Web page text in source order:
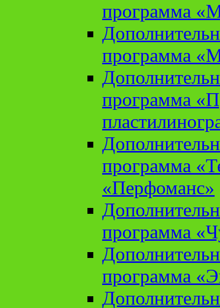
программа
программа
программа
программа
«Перфоманс»
программа
программа